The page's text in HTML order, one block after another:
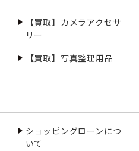
【買取】カメラアクセサ
リー
【買取】写真整理用品
ショッピングローンにつ
いて